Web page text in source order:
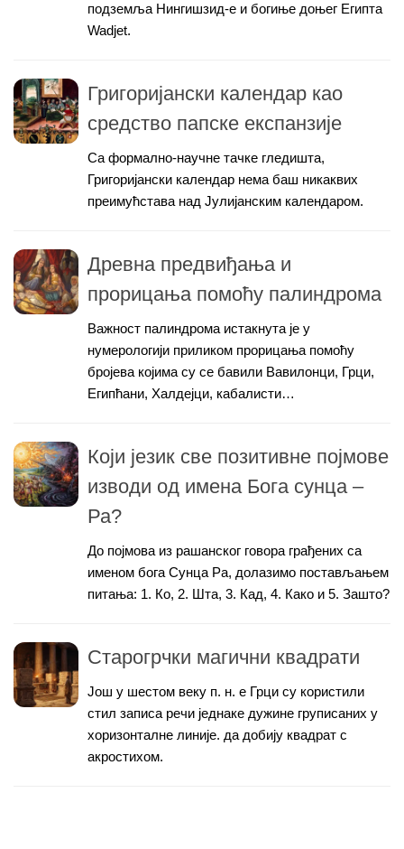
подземља Нингишзид-е и богиње доњег Египта
Wadjet.
Григоријански календар као
средство папске експанзије
Са формално-научне тачке гледишта,
Григоријански календар нема баш никаквих
преимућстава над Јулијанским календаром.
Древна предвиђања и
прорицања помоћу палиндрома
Важност палиндрома истакнута је у
нумерологији приликом прорицања помоћу
бројева којима су се бавили Вавилонци, Грци,
Египћани, Халдејци, кабалисти…
Који језик све позитивне појмове
изводи од имена Бога сунца –
Ра?
До појмова из рашанског говора грађених са
именом бога Сунца Ра, долазимо постављањем
питања: 1. Ко, 2. Шта, 3. Кад, 4. Како и 5. Зашто?
Старогрчки магични квадрати
Још у шестом веку п. н. е Грци су користили
стил записа речи једнаке дужине груписаних у
хоризонталне линије. да добију квадрат с
акростихом.